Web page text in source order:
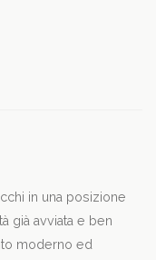
in una posizione
già avviata e ben
moderno ed